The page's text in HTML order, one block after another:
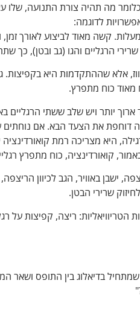
מה תהיה צורת התנועה, שלו
לדוגמה:
– ברכיים ומפרקי הירך ב-90 מעלות. קשה מאוד
אלא שההתקדמות היא בקפיצות.
מאוד כוח מתפרץ.
יותר ויש שלב ששתי הרגליים
את הצעד הבא. אם נוחתים
היא מצריכה רמת
קואורדינציה, כוח מתפרץ
ישבן באוויר, הגב לכיוון
שרירי הבטן.
ריצה, קפיצות על
בדיאלוג בין התופס ושאר